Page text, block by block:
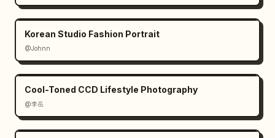
Korean Studio Fashion Portrait
@Johnn
Cool-Toned CCD Lifestyle Photography
@李岳